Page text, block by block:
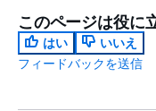
このページは役に
はい
いいえ
フィードバックを送信